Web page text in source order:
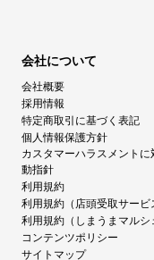
会社について
会社概要
採用情報
特定商取引に基づく表記
個人情報保護方針
カスタマーハラスメントに
動指針
利用規約
利用規約（店頭受取サービ
利用規約（しまうまマルシ
コンテンツポリシー
サイトマップ